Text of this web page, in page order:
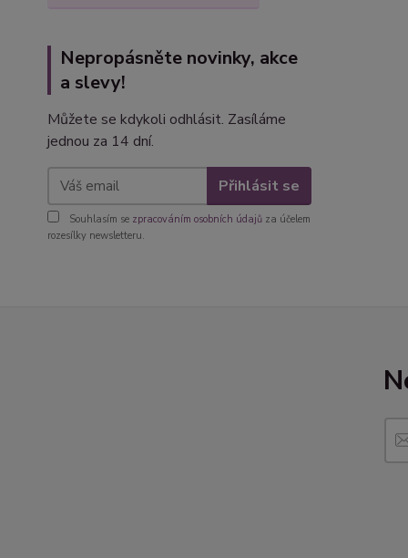
Nepropásněte novinky, akce
a slevy!
Můžete se kdykoli odhlásit. Zasíláme
jednou za 14 dní.
Přihlásit se
Souhlasím se zpracováním osobních údajů za účelem
rozesílky newsletteru.